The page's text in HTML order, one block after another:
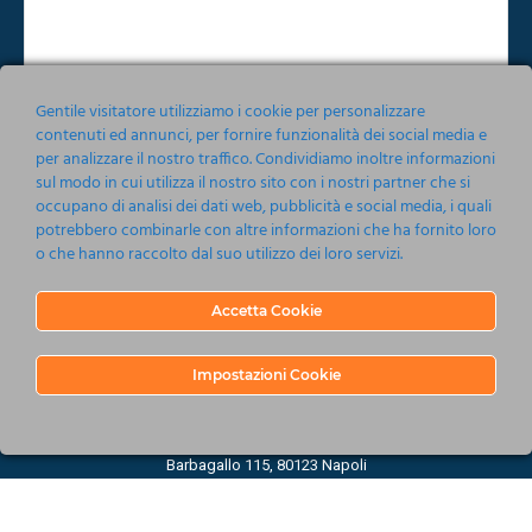
Per tutti gli eventi riprogrammati e soggetti a
nominatività è inoltre possibile effettuare il
cambio nominativo seguendo le istruzioni
dedicate su: www.ticketone.it/cambio-
nominativo.
Accetto le condizioni relative alla norma sullaPrivacy
Invia
Barbagallo 115, 80123 Napoli
Gentile visitatore utilizziamo i cookie per personalizzare
contenuti ed annunci, per fornire funzionalità dei social media e
per analizzare il nostro traffico. Condividiamo inoltre informazioni
sul modo in cui utilizza il nostro sito con i nostri partner che si
occupano di analisi dei dati web, pubblicità e social media, i quali
potrebbero combinarle con altre informazioni che ha fornito loro
o che hanno raccolto dal suo utilizzo dei loro servizi.
Accetta Cookie
Impostazioni Cookie